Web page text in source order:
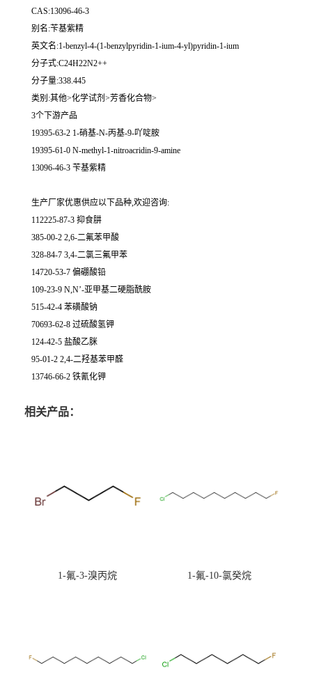
CAS:13096-46-3
别名:苄基紫精
英文名:1-benzyl-4-(1-benzylpyridin-1-ium-4-yl)pyridin-1-ium
分子式:C24H22N2++
分子量:338.445
类别:其他>化学试剂>芳香化合物>
3个下游产品
19395-63-2 1-硝基-N-丙基-9-吖啶胺
19395-61-0 N-methyl-1-nitroacridin-9-amine
13096-46-3 苄基紫精
生产厂家优惠供应以下品种,欢迎咨询:
112225-87-3 抑食肼
385-00-2 2,6-二氟苯甲酸
328-84-7 3,4-二氯三氟甲苯
14720-53-7 偏硼酸铅
109-23-9 N,N’-亚甲基二硬脂酰胺
515-42-4 苯磺酸钠
70693-62-8 过硫酸氢钾
124-42-5 盐酸乙脒
95-01-2 2,4-二羟基苯甲醛
13746-66-2 铁氰化钾
相关产品：
1-氟-3-溴丙烷 1-氟-10-氯癸烷